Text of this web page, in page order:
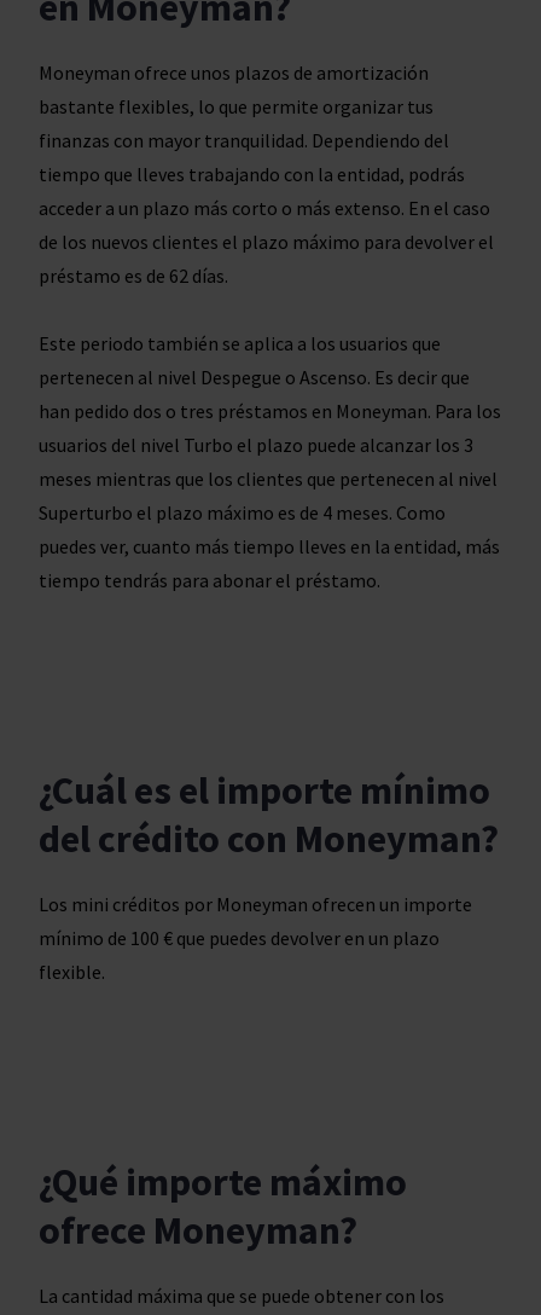
Moneyman ofrece unos plazos de amortización
bastante flexibles, lo que permite organizar tus
finanzas con mayor tranquilidad. Dependiendo del
tiempo que lleves trabajando con la entidad, podrás
acceder a un plazo más corto o más extenso. En el caso
de los nuevos clientes el plazo máximo para devolver el
préstamo es de 62 días.
Este periodo también se aplica a los usuarios que
pertenecen al nivel Despegue o Ascenso. Es decir que
han pedido dos o tres préstamos en Moneyman. Para los
usuarios del nivel Turbo el plazo puede alcanzar los 3
meses mientras que los clientes que pertenecen al nivel
Superturbo el plazo máximo es de 4 meses. Como
puedes ver, cuanto más tiempo lleves en la entidad, más
tiempo tendrás para abonar el préstamo.
Los mini créditos por Moneyman ofrecen un importe
mínimo de 100 € que puedes devolver en un plazo
flexible.
¿Cuál es el importe mínimo
del crédito con Moneyman?
La cantidad máxima que se puede obtener con los
¿Qué importe máximo
ofrece Moneyman?